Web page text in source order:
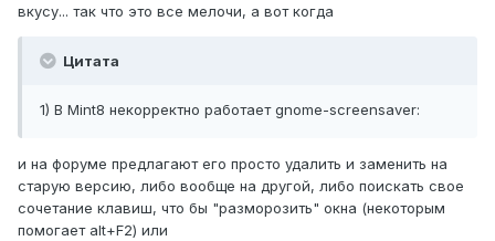
вкусу... так что это все мелочи, а вот когда
Цитата
1) В Mint8 некорректно работает gnome-screensaver:
и на форуме предлагают его просто удалить и заменить на
старую версию, либо вообще на другой, либо поискать свое
сочетание клавиш, что бы "разморозить" окна (некоторым
помогает alt+F2) или